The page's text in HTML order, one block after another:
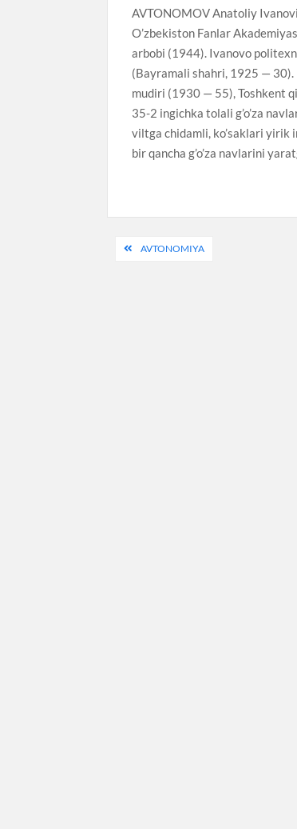
AVTONOMOV Anatoliy
O’zbekiston Fanlar
arbobi (1944). Ivanovo
(Bayramali shahri, 1925 —
mudiri (1930 — 55), Toshkent
35-2 ingichka tolali g’o’za
viltga chidamli, ko’saklari yirik
bir qancha g’o’za navlarini
PostAVTONOMIYA